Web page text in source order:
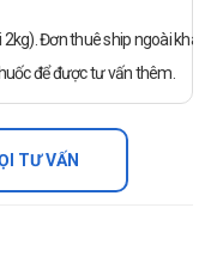
Đơn thuê ship ngoài
để được tư vấn thêm.
TƯ VẤN